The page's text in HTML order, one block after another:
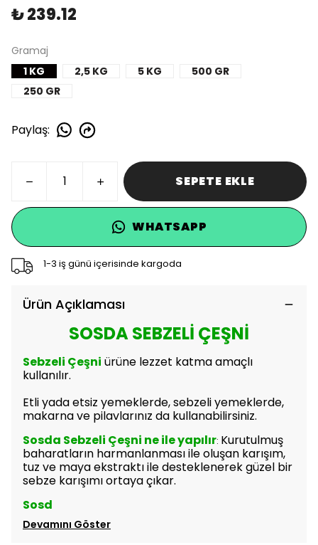
₺ 239.12
Gramaj
1 KG
2,5 KG 5 KG
500 GR
250 GR
Paylaş:
SEPETE EKLE
WHATSAPP
1-3 iş günü içerisinde kargoda
Ürün Açıklaması
SOSDA SEBZELİ ÇEŞNİ
Sebzeli Çeşni ürüne lezzet katma amaçlı
kullanılır.
Etli yada etsiz yemeklerde, sebzeli yemeklerde,
makarna ve pilavlarınız da kullanabilirsiniz.
Sosda Sebzeli Çeşni ne ile yapılır: Kurutulmuş
baharatların harmanlanması ile oluşan karışım,
tuz ve maya ekstraktı ile desteklenerek güzel bir
sebze karışımı ortaya çıkar.
Sosd
Devamını Göster